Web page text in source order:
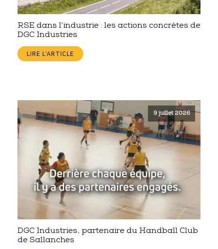
RSE dans l’industrie : les actions concrètes de
DGC Industries
LIRE L'ARTICLE
9 juillet 2026
DGC Industries, partenaire du Handball Club
de Sallanches